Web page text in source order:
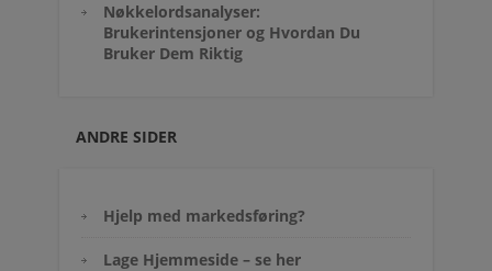
Nøkkelordsanalyser:
Brukerintensjoner og Hvordan Du
Bruker Dem Riktig
ANDRE SIDER
Hjelp med markedsføring?
Lage Hjemmeside – se her